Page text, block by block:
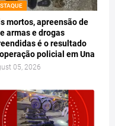
mortos, apreensão de
armas e drogas
é o resultado
policial em Una
05, 2026